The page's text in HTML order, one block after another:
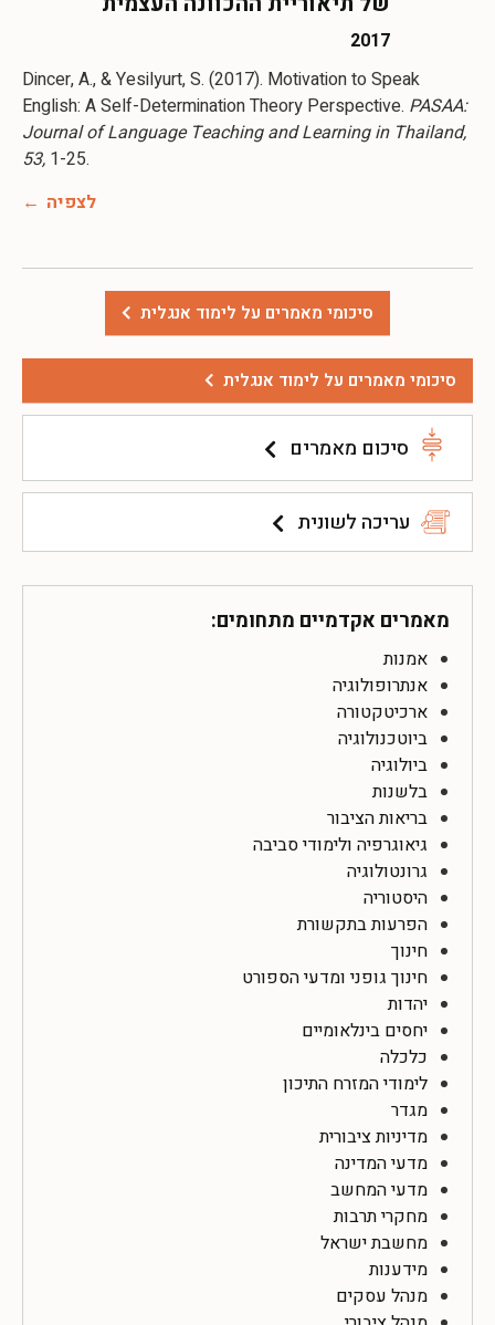
סיכומי מאמרים על לימוד אנגלית
סיכום מאמרים
עריכה לשונית
מאמרים אקדמיים מתחומים:
אמנות
אנתרופולוגיה
ארכיטקטורה
ביוטכנולוגיה
ביולוגיה
בלשנות
בריאות הציבור
גיאוגרפיה ולימודי סביבה
גרונטולוגיה
היסטוריה
הפרעות בתקשורת
חינוך
חינוך גופני ומדעי הספורט
יהדות
יחסים בינלאומיים
כלכלה
לימודי המזרח התיכון
מגדר
מדיניות ציבורית
מדעי המדינה
מדעי המחשב
מחקרי תרבות
מחשבת ישראל
מידענות
מנהל עסקים
2017
Dincer, A., & Yesilyurt, S. (2017). Motivation to Speak
English: A Self-Determination Theory Perspective. PASAA:
Journal of Language Teaching and Learning in Thailand,
53, 1-25.
לצפיה
סיכומי מאמרים על לימוד אנגלית